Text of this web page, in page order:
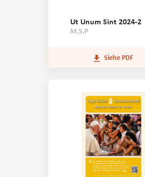
Ut Unum Sint 2024-2
M.S.P
Siehe PDF